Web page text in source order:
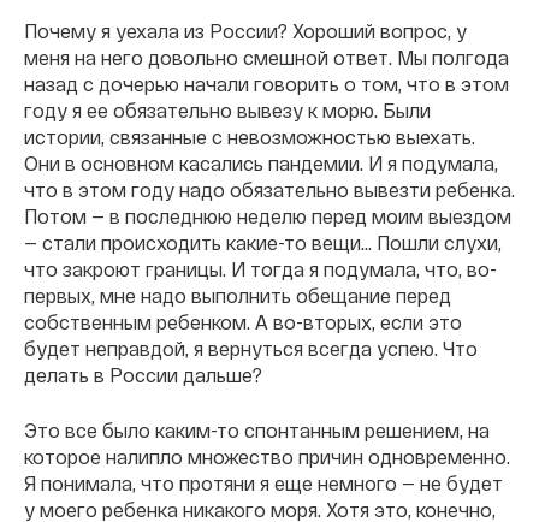
Почему я уехала из России? Хороший вопрос, у
меня на него довольно смешной ответ. Мы полгода
назад с дочерью начали говорить о том, что в этом
году я ее обязательно вывезу к морю. Были
истории, связанные с невозможностью выехать.
Они в основном касались пандемии. И я подумала,
что в этом году надо обязательно вывезти ребенка.
Потом — в последнюю неделю перед моим выездом
— стали происходить какие-то вещи… Пошли слухи,
что закроют границы. И тогда я подумала, что, во-
первых, мне надо выполнить обещание перед
собственным ребенком. А во-вторых, если это
будет неправдой, я вернуться всегда успею. Что
делать в России дальше?
Это все было каким-то спонтанным решением, на
которое налипло множество причин одновременно.
Я понимала, что протяни я еще немного — не будет
у моего ребенка никакого моря. Хотя это, конечно,